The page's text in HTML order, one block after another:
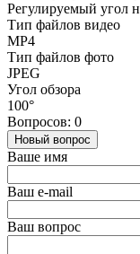
Регулируемый угол
Тип файлов видео
MP4
Тип файлов фото
JPEG
Угол обзора
100°
Вопросов: 0
Новый вопрос
Ваше имя
Ваш e-mail
Ваш вопрос